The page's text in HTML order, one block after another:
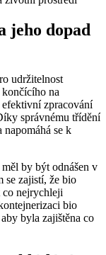
jeho ‍dopad⁣
udržitelnost
na
zpracování
správnému třídění
⁤se ⁤k
by být‍ odnášen⁤ v
se ​zajistí, že bio
co⁤ nejrychleji⁤
bio
byla zajištěna co